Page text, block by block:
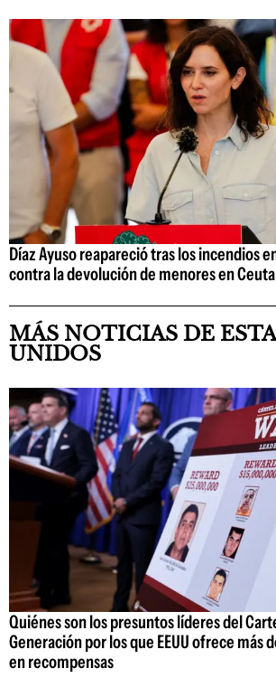
Díaz Ayuso reapareció tras los incendios
contra la devolución de menores en Ceuta
MÁS NOTICIAS DE
UNIDOS
Quiénes son los presuntos líderes del
Generación por los que EEUU ofrece más
en recompensas